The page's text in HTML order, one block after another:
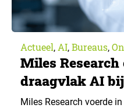
Actueel, AI, Bureaus,
Miles
draagvlak AI
CZ
Miles Research voerde